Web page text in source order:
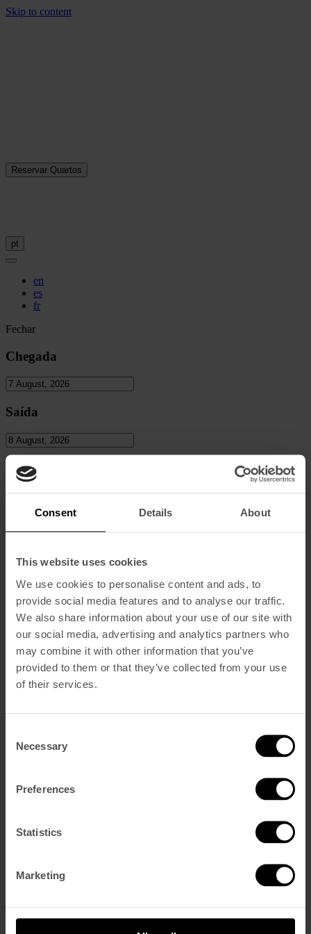
Consent Details About
This website uses cookies
We use cookies to personalise content and ads, to
provide social media features and to analyse our traffic.
We also share information about your use of our site with
our social media, advertising and analytics partners who
may combine it with other information that you’ve
provided to them or that they’ve collected from your use
of their services.
Selection
Necessary
Preferences
Statistics
Marketing
Skip to content
Reservar Quartos
pt
en
es
fr
Fechar
Chegada
Saída
Pessoas
Código Promocional
Reservar Agora
Página Inicial
Vintage Castle Suite
V Rooftop Bar
Eventos
Vouchers
Encontre-Nos